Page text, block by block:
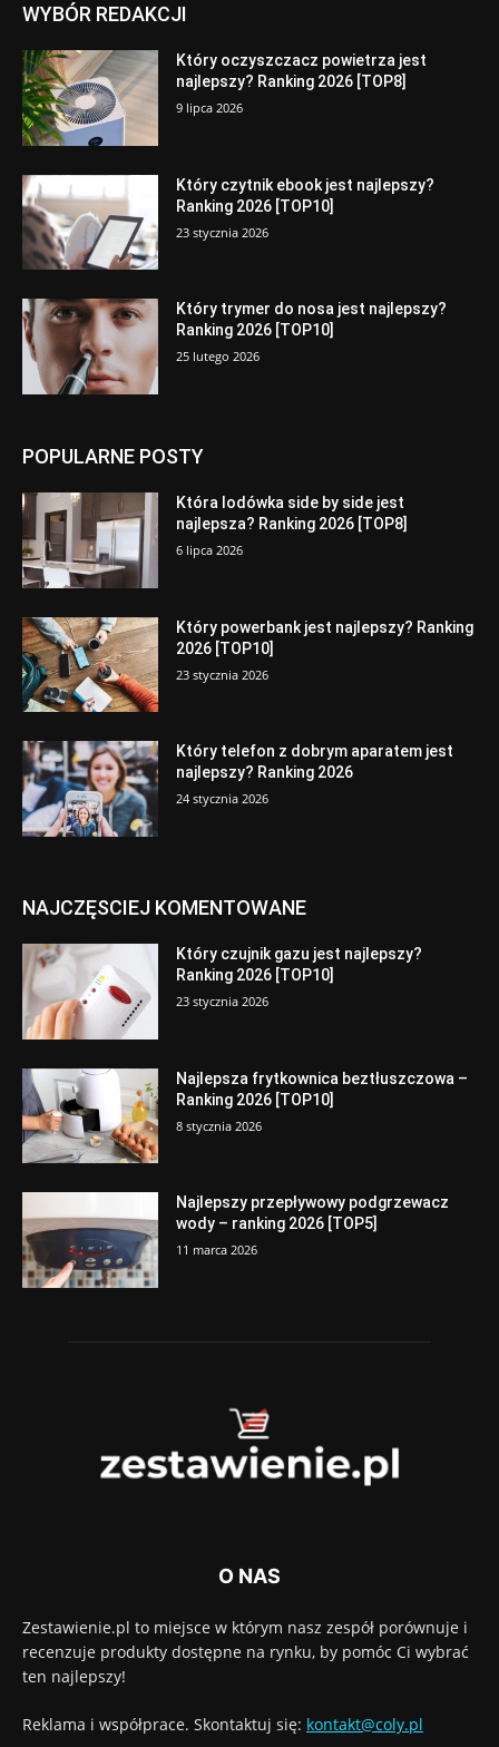
WYBÓR REDAKCJI
Który oczyszczacz powietrza jest
najlepszy? Ranking 2026 [TOP8]
9 lipca 2026
Który czytnik ebook jest najlepszy?
Ranking 2026 [TOP10]
23 stycznia 2026
Który trymer do nosa jest najlepszy?
Ranking 2026 [TOP10]
25 lutego 2026
POPULARNE POSTY
Która lodówka side by side jest
najlepsza? Ranking 2026 [TOP8]
6 lipca 2026
Który powerbank jest najlepszy? Ranking
2026 [TOP10]
23 stycznia 2026
Który telefon z dobrym aparatem jest
najlepszy? Ranking 2026
24 stycznia 2026
NAJCZĘSCIEJ KOMENTOWANE
Który czujnik gazu jest najlepszy?
Ranking 2026 [TOP10]
23 stycznia 2026
Najlepsza frytkownica beztłuszczowa –
Ranking 2026 [TOP10]
8 stycznia 2026
Najlepszy przepływowy podgrzewacz
wody – ranking 2026 [TOP5]
11 marca 2026
O NAS
Zestawienie.pl to miejsce w którym nasz zespół porównuje i
recenzuje produkty dostępne na rynku, by pomóc Ci wybrać
ten najlepszy!
Reklama i współprace. Skontaktuj się: kontakt@coly.pl